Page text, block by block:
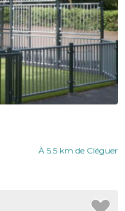
À 5.5 km de Cléguer